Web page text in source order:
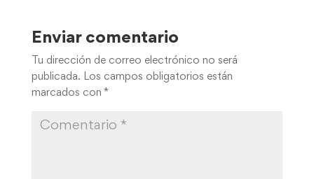
Enviar comentario
Tu dirección de correo electrónico no será
publicada. Los campos obligatorios están
marcados con *